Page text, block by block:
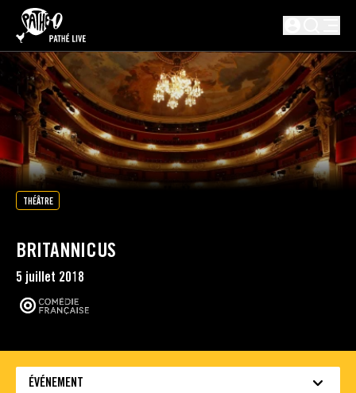
PASSER AU CONTENU PRINCIPAL
THÉÂTRE
BRITANNICUS
5 juillet 2018
ÉVÉNEMENT